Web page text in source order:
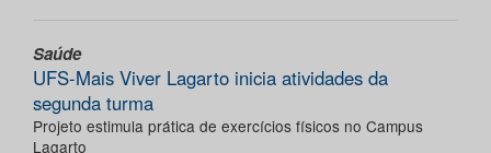
Saúde
UFS-Mais Viver Lagarto inicia atividades da
segunda turma
Projeto estimula prática de exercícios físicos no Campus
Lagarto